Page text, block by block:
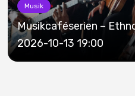
Musik
Musikcaféserien –
2026-10-13 19:00